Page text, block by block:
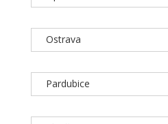
Ostrava
Pardubice